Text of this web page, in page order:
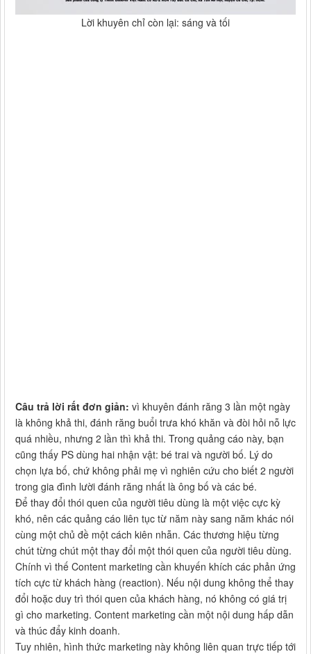
Lời khuyên chỉ còn lại: sáng và tối
Câu trả lời rất đơn giản: vì khuyên đánh răng 3 lần một ngày
là không khả thi, đánh răng buổi trưa khó khăn và đòi hỏi nỗ lực
quá nhiều, nhưng 2 lần thì khả thi. Trong quảng cáo này, bạn
cũng thấy PS dùng hai nhận vật: bé trai và người bố. Lý do
chọn lựa bố, chứ không phải mẹ vì nghiên cứu cho biết 2 người
trong gia đình lười đánh răng nhất là ông bố và các bé.
Để thay đổi thói quen của người tiêu dùng là một việc cực kỳ
khó, nên các quảng cáo liên tục từ năm này sang năm khác nói
cùng một chủ đề một cách kiên nhẫn. Các thương hiệu từng
chút từng chút một thay đổi một thói quen của người tiêu dùng.
Chính vì thế Content marketing cần khuyến khích các phản ứng
tích cực từ khách hàng (reaction). Nếu nội dung không thể thay
đổi hoặc duy trì thói quen của khách hàng, nó không có giá trị
gì cho marketing. Content marketing cần một nội dung hấp dẫn
và thúc đẩy kinh doanh.
Tuy nhiên, hình thức marketing này không liên quan trực tiếp tới